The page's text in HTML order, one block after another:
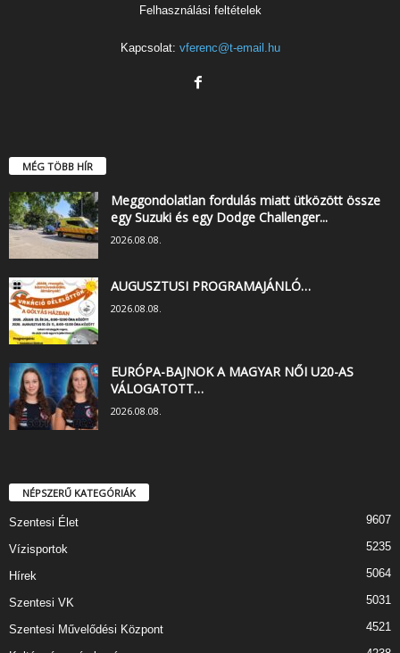
Felhasználási feltételek
Kapcsolat: vferenc@t-email.hu
MÉG TÖBB HÍR
Meggondolatlan fordulás miatt ütközött össze
egy Suzuki és egy Dodge Challenger...
2026.08.08.
AUGUSZTUSI PROGRAMAJÁNLÓ…
2026.08.08.
EURÓPA-BAJNOK A MAGYAR NŐI U20-AS
VÁLOGATOTT…
2026.08.08.
NÉPSZERŰ KATEGÓRIÁK
Szentesi Élet 9607
Vízisportok 5235
Hírek 5064
Szentesi VK 5031
Szentesi Művelődési Központ 4521